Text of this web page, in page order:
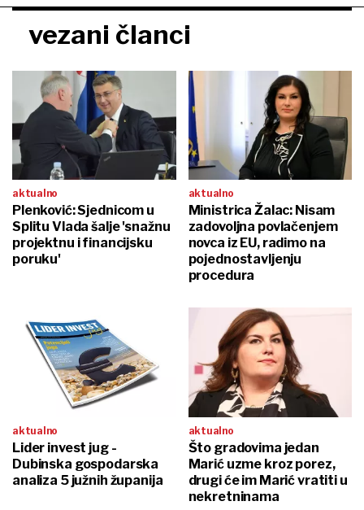
vezani članci
aktualno
Plenković: Sjednicom u
Splitu Vlada šalje 'snažnu
projektnu i financijsku
poruku'
aktualno
Ministrica Žalac: Nisam
zadovoljna povlačenjem
novca iz EU, radimo na
pojednostavljenju
procedura
aktualno
Lider invest jug -
Dubinska gospodarska
analiza 5 južnih županija
aktualno
Što gradovima jedan
Marić uzme kroz porez,
drugi će im Marić vratiti u
nekretninama